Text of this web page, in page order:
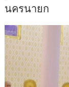
นครนายก